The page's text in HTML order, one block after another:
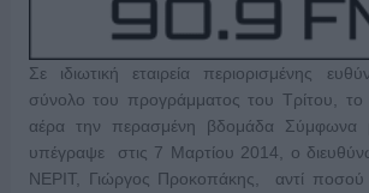
Σε ιδιωτική εταιρεία περιορισμένης
σύνολο του προγράμματος του Τρίτου, το
αέρα την περασμένη βδομάδα
υπέγραψε στις 7 Μαρτίου 2014, ο
ΝΕΡΙΤ, Γιώργος Προκοπάκης, αντί